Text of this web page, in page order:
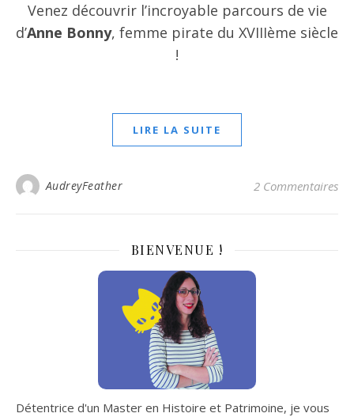
Venez découvrir l’incroyable parcours de vie
d’Anne Bonny, femme pirate du XVIIIème siècle
!
LIRE LA SUITE
AudreyFeather 2 Commentaires
BIENVENUE !
Détentrice d'un Master en Histoire et Patrimoine, je vous